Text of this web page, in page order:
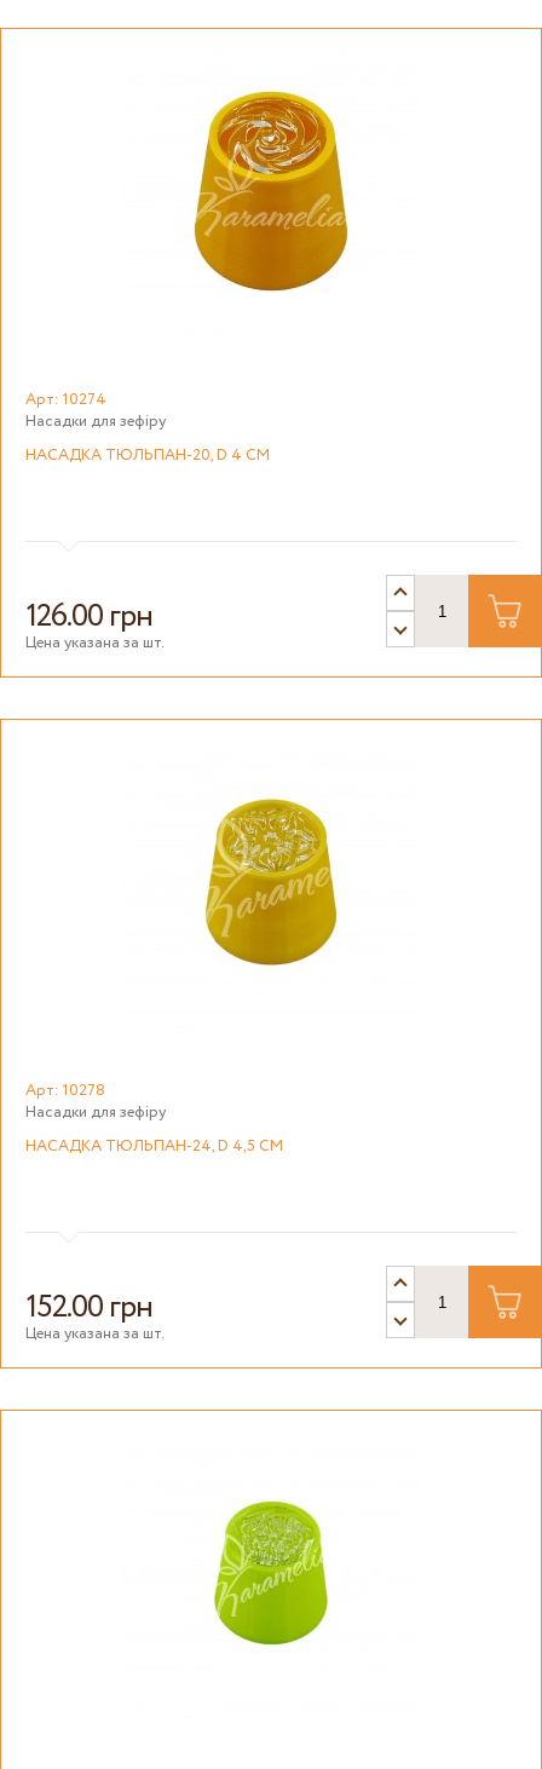
Арт: 10274
Насадки для зефіру
НАСАДКА ТЮЛЬПАН-20, D 4 СМ
126.00 грн
Цена указана за шт.
Арт: 10278
Насадки для зефіру
НАСАДКА ТЮЛЬПАН-24, D 4,5 СМ
152.00 грн
Цена указана за шт.